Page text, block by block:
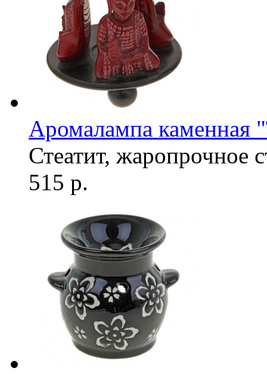
Аромалампа каменная
Стеатит, жаропрочное
515 р.